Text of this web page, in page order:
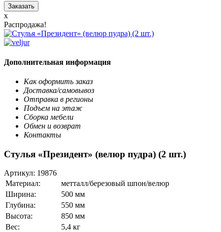
x
Распродажа!
Дополнительная информация
Как оформить заказ
Доставка/самовывоз
Отправка в регионы
Подъем на этаж
Сборка мебели
Обмен и возврат
Контакты
Стулья «Президент» (велюр пудра) (2 шт.)
Артикул: 19876
Материал:
метталл/березовый шпон/велюр
Ширина:
500 мм
Глубина:
550 мм
Высота:
850 мм
Вес:
5,4 кг